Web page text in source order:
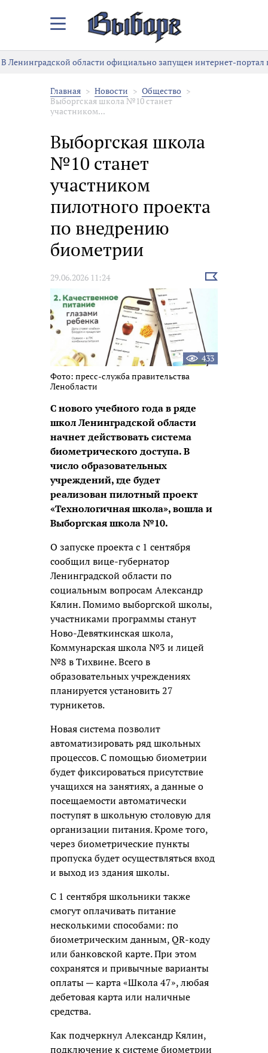
Закрыть/
меню
В Ленинградской области официально запущен интернет-портал
Главная Новости
Общество
Выборгская школа №10 станет
участником...
Выборгская школа
№10 станет
участником
пилотного проекта
по внедрению
биометрии
29.06.2026 11:24
Выбрать
433
Фото: пресс-служба правительства
Ленобласти
С нового учебного года в ряде
школ Ленинградской области
начнет действовать система
биометрического доступа. В
число образовательных
учреждений, где будет
реализован пилотный проект
«Технологичная школа», вошла и
Выборгская школа №10.
О запуске проекта с 1 сентября
сообщил вице-губернатор
Ленинградской области по
социальным вопросам Александр
Кялин. Помимо выборгской школы,
участниками программы станут
Ново-Девяткинская школа,
Коммунарская школа №3 и лицей
№8 в Тихвине. Всего в
образовательных учреждениях
планируется установить 27
турникетов.
Новая система позволит
автоматизировать ряд школьных
процессов. С помощью биометрии
будет фиксироваться присутствие
учащихся на занятиях, а данные о
посещаемости автоматически
поступят в школьную столовую для
организации питания. Кроме того,
через биометрические пункты
пропуска будет осуществляться вход
и выход из здания школы.
С 1 сентября школьники также
смогут оплачивать питание
несколькими способами: по
биометрическим данным, QR-коду
или банковской карте. При этом
сохранятся и привычные варианты
оплаты — карта «Школа 47», любая
дебетовая карта или наличные
средства.
Как подчеркнул Александр Кялин,
подключение к системе биометрии